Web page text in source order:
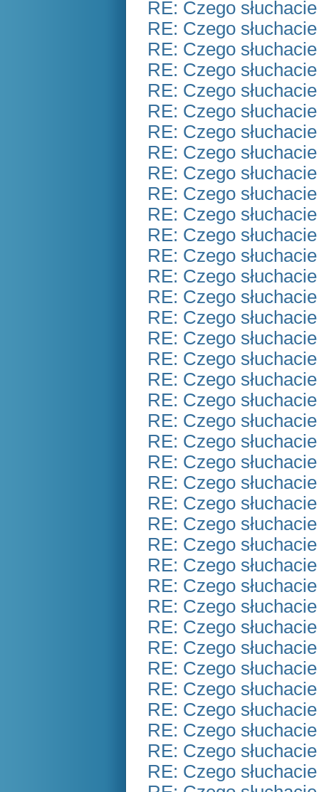
RE: Czego
RE: Czego
RE: Czego
RE: Czego
RE: Czego
RE: Czego
RE: Czego
RE: Czego
RE: Czego
RE: Czego
RE: Czego
RE: Czego
RE: Czego
RE: Czego
RE: Czego
RE: Czego
RE: Czego
RE: Czego
RE: Czego
RE: Czego
RE: Czego
RE: Czego
RE: Czego
RE: Czego
RE: Czego
RE: Czego
RE: Czego
RE: Czego
RE: Czego
RE: Czego
RE: Czego
RE: Czego
RE: Czego
RE: Czego
RE: Czego
RE: Czego
RE: Czego
RE: Czego